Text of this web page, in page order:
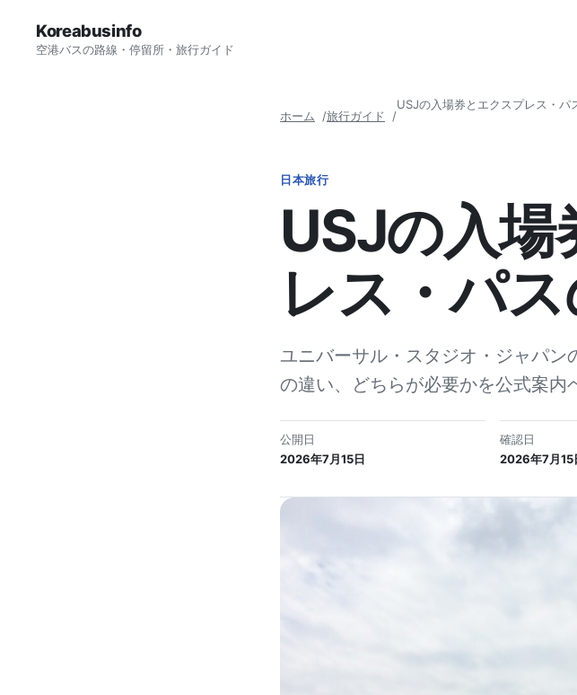
Koreabusinfo
空港バスの路線・停留所・旅行ガイド
ホーム 旅行ガイド
USJの入場券とエクスプレス・パ
日本旅行
USJの入
レス・パ
ユニバーサル・スタジオ・ジャパン
の違い、どちらが必要かを公式案内
公開日
2026年7月15日
確認日
2026年7月15